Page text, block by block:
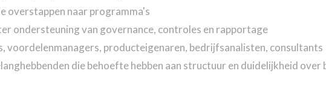
overstappen naar programma's
ondersteuning van governance, controles en rapportage
voordelenmanagers, producteigenaren, bedrijfsanalisten, consultants
die behoefte hebben aan structuur en duidelijkheid over